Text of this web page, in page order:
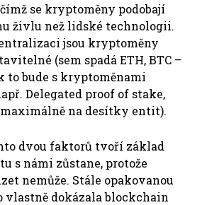
se kryptoměny podobají
živlu než lidské technologii.
jsou kryptoměny
(sem spadá ETH, BTC –
to bude s kryptoměnami
Delegated proof of stake,
na desítky entit).
dvou faktorů tvoří základ
s námi zůstane, protože
nemůže. Stále opakovanou
vlastně dokázala blockchain